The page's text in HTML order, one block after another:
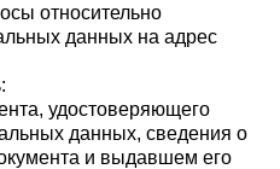
относительно
данных на адрес
удостоверяющего
данных, сведения о
и выдавшем его